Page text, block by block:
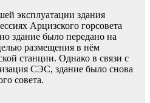
эксплуатации здания
Арцизского горсовета
здание было передано на
размещения в нём
станции. Однако в связи с
СЭС, здание было снова
совета.